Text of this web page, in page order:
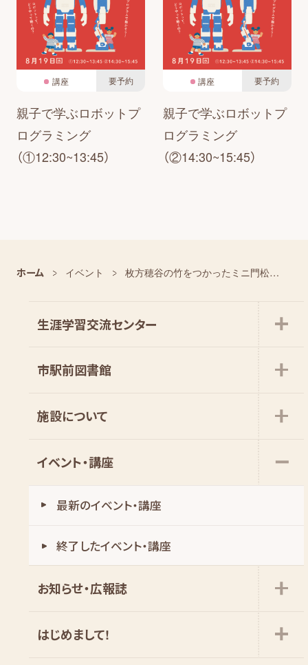
講座 要予約
親子で学ぶロボットプ
ログラミング
（①12:30~13:45）
講座 要予約
親子で学ぶロボットプ
ログラミング
（②14:30~15:45）
ホーム イベント 枚方穂谷の竹をつかったミニ門松づくりワークショップ①14:00~15:00
生涯学習交流センター
市駅前図書館
施設について
イベント・講座
最新のイベント・講座
お知らせ・広報誌
はじめまして!